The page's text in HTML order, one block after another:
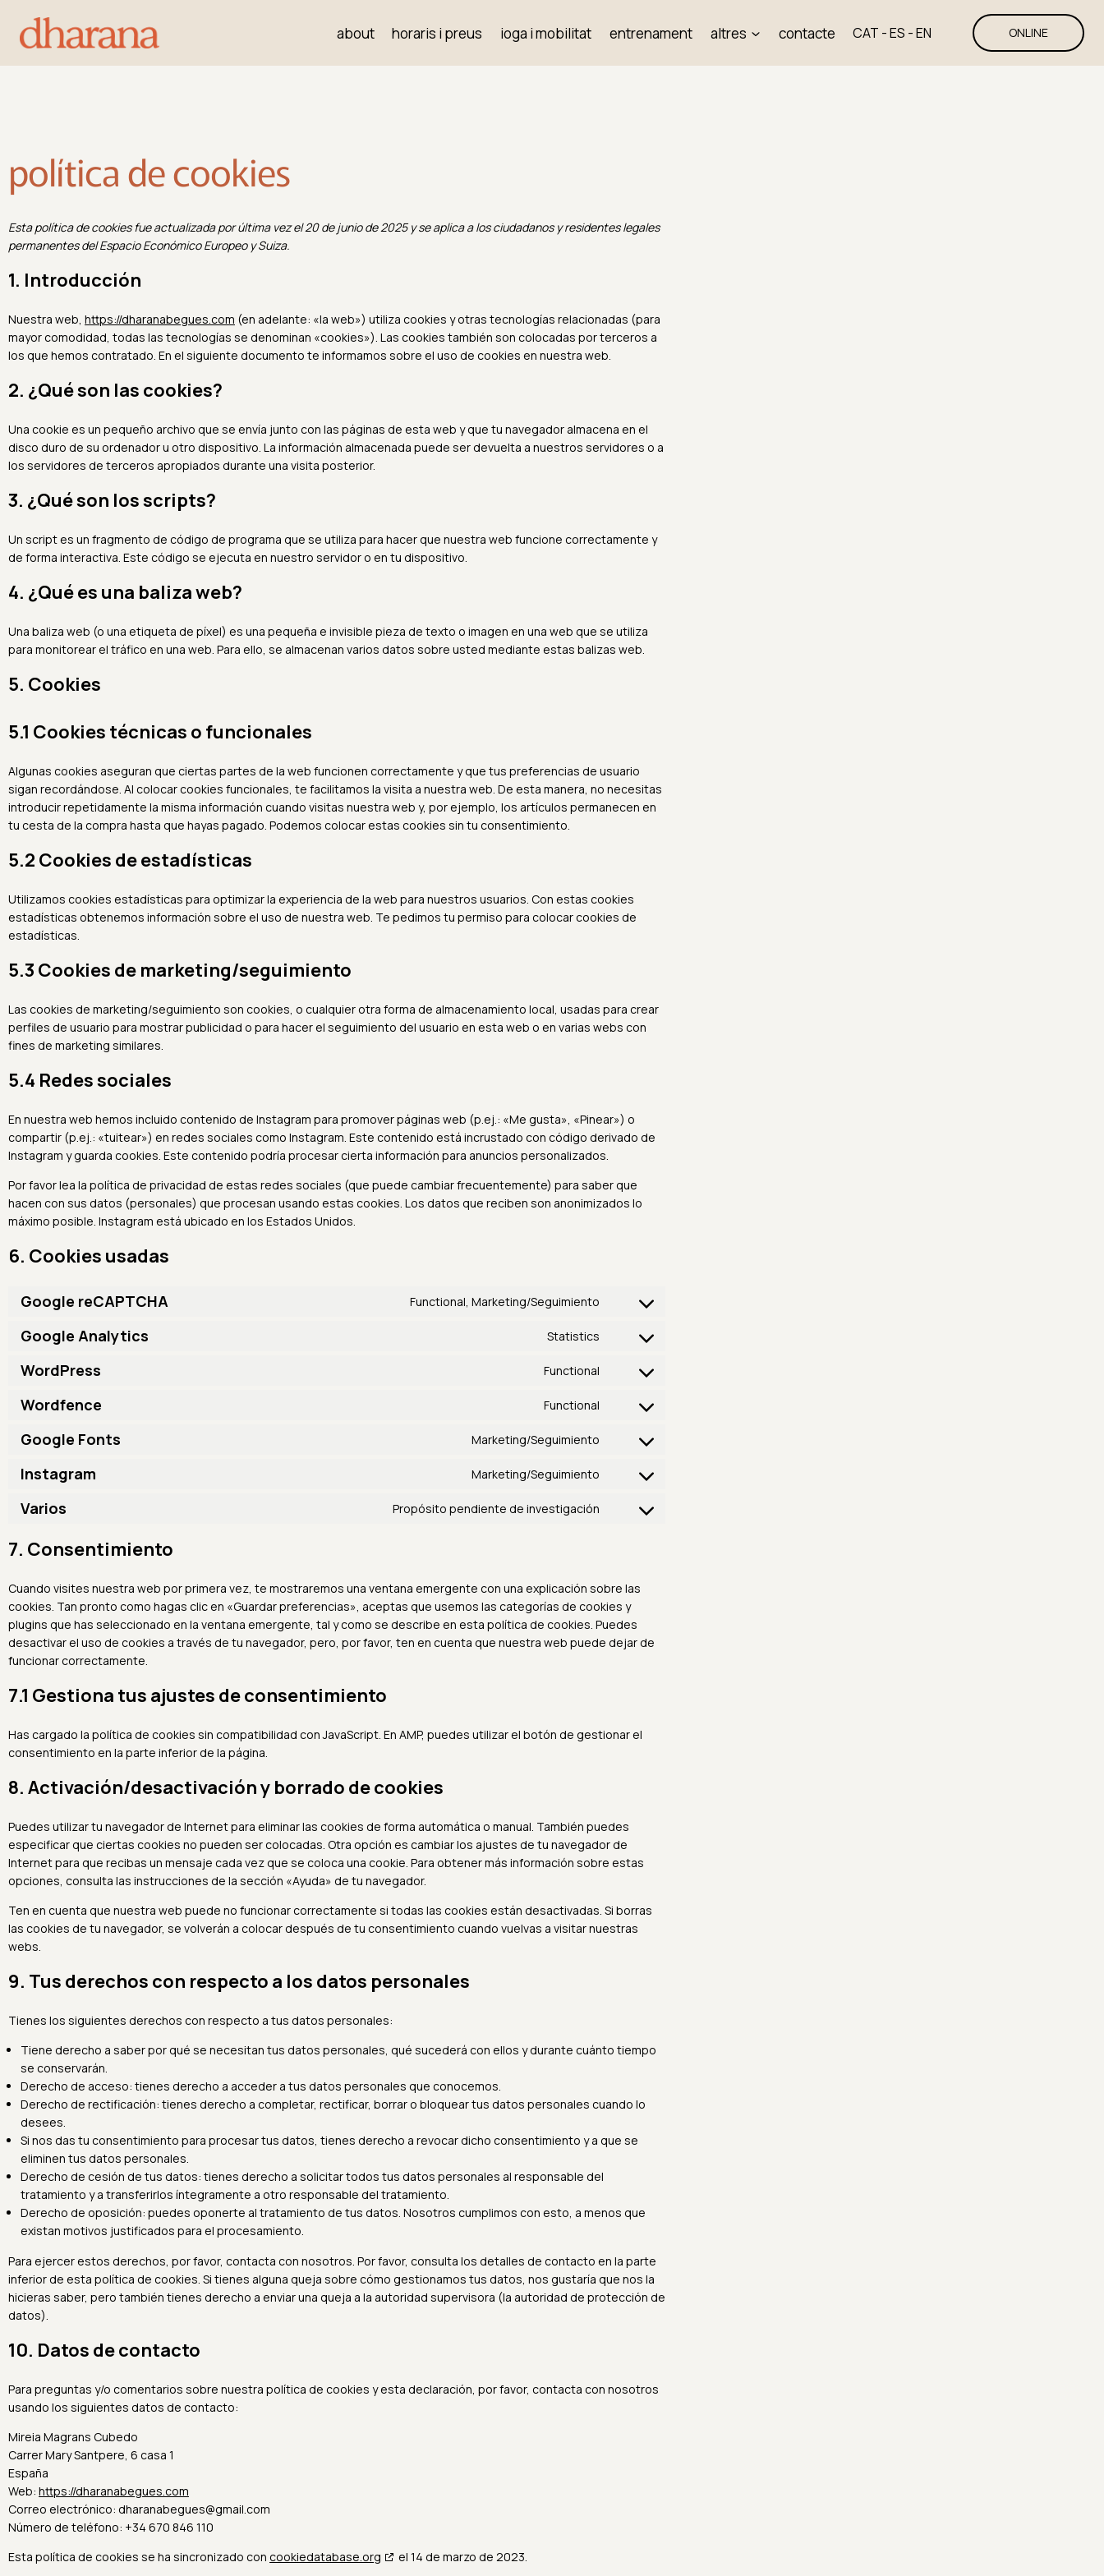
about horaris i preus ioga i mobilitat entrenament altres contacte CAT -ES -EN ONLINE
política de cookies
Esta política de cookies fue actualizada por última vez el 20 de junio de 2025 y se aplica a los ciudadanos y residentes legales
permanentes del Espacio Económico Europeo y Suiza.
1. Introducción
Nuestra web, https://dharanabegues.com (en adelante: «la web») utiliza cookies y otras tecnologías relacionadas (para
mayor comodidad, todas las tecnologías se denominan «cookies»). Las cookies también son colocadas por terceros a
los que hemos contratado. En el siguiente documento te informamos sobre el uso de cookies en nuestra web.
2. ¿Qué son las cookies?
Una cookie es un pequeño archivo que se envía junto con las páginas de esta web y que tu navegador almacena en el
disco duro de su ordenador u otro dispositivo. La información almacenada puede ser devuelta a nuestros servidores o a
los servidores de terceros apropiados durante una visita posterior.
3. ¿Qué son los scripts?
Un script es un fragmento de código de programa que se utiliza para hacer que nuestra web funcione correctamente y
de forma interactiva. Este código se ejecuta en nuestro servidor o en tu dispositivo.
4. ¿Qué es una baliza web?
Una baliza web (o una etiqueta de píxel) es una pequeña e invisible pieza de texto o imagen en una web que se utiliza
para monitorear el tráfico en una web. Para ello, se almacenan varios datos sobre usted mediante estas balizas web.
5. Cookies
5.1 Cookies técnicas o funcionales
Algunas cookies aseguran que ciertas partes de la web funcionen correctamente y que tus preferencias de usuario
sigan recordándose. Al colocar cookies funcionales, te facilitamos la visita a nuestra web. De esta manera, no necesitas
introducir repetidamente la misma información cuando visitas nuestra web y, por ejemplo, los artículos permanecen en
tu cesta de la compra hasta que hayas pagado. Podemos colocar estas cookies sin tu consentimiento.
5.2 Cookies de estadísticas
Utilizamos cookies estadísticas para optimizar la experiencia de la web para nuestros usuarios. Con estas cookies
estadísticas obtenemos información sobre el uso de nuestra web. Te pedimos tu permiso para colocar cookies de
estadísticas.
5.3 Cookies de marketing/seguimiento
Las cookies de marketing/seguimiento son cookies, o cualquier otra forma de almacenamiento local, usadas para crear
perfiles de usuario para mostrar publicidad o para hacer el seguimiento del usuario en esta web o en varias webs con
fines de marketing similares.
5.4 Redes sociales
En nuestra web hemos incluido contenido de Instagram para promover páginas web (p.ej.: «Me gusta», «Pinear») o
compartir (p.ej.: «tuitear») en redes sociales como Instagram. Este contenido está incrustado con código derivado de
Instagram y guarda cookies. Este contenido podría procesar cierta información para anuncios personalizados.
Por favor lea la política de privacidad de estas redes sociales (que puede cambiar frecuentemente) para saber que
hacen con sus datos (personales) que procesan usando estas cookies. Los datos que reciben son anonimizados lo
máximo posible. Instagram está ubicado en los Estados Unidos.
6. Cookies usadas
Google reCAPTCHA Functional, Marketing/Seguimiento
Google Analytics Statistics
WordPress Functional
Wordfence Functional
Google Fonts Marketing/Seguimiento
Instagram Marketing/Seguimiento
Varios Propósito pendiente de investigación
7. Consentimiento
Cuando visites nuestra web por primera vez, te mostraremos una ventana emergente con una explicación sobre las
cookies. Tan pronto como hagas clic en «Guardar preferencias», aceptas que usemos las categorías de cookies y
plugins que has seleccionado en la ventana emergente, tal y como se describe en esta política de cookies. Puedes
desactivar el uso de cookies a través de tu navegador, pero, por favor, ten en cuenta que nuestra web puede dejar de
funcionar correctamente.
7.1 Gestiona tus ajustes de consentimiento
Has cargado la política de cookies sin compatibilidad con JavaScript. En AMP, puedes utilizar el botón de gestionar el
consentimiento en la parte inferior de la página.
8. Activación/desactivación y borrado de cookies
Puedes utilizar tu navegador de Internet para eliminar las cookies de forma automática o manual. También puedes
especificar que ciertas cookies no pueden ser colocadas. Otra opción es cambiar los ajustes de tu navegador de
Internet para que recibas un mensaje cada vez que se coloca una cookie. Para obtener más información sobre estas
opciones, consulta las instrucciones de la sección «Ayuda» de tu navegador.
Ten en cuenta que nuestra web puede no funcionar correctamente si todas las cookies están desactivadas. Si borras
las cookies de tu navegador, se volverán a colocar después de tu consentimiento cuando vuelvas a visitar nuestras
webs.
9. Tus derechos con respecto a los datos personales
Tienes los siguientes derechos con respecto a tus datos personales:
Tiene derecho a saber por qué se necesitan tus datos personales, qué sucederá con ellos y durante cuánto tiempo
se conservarán.
Derecho de acceso: tienes derecho a acceder a tus datos personales que conocemos.
Derecho de rectificación: tienes derecho a completar, rectificar, borrar o bloquear tus datos personales cuando lo
desees.
Si nos das tu consentimiento para procesar tus datos, tienes derecho a revocar dicho consentimiento y a que se
eliminen tus datos personales.
Derecho de cesión de tus datos: tienes derecho a solicitar todos tus datos personales al responsable del
tratamiento y a transferirlos íntegramente a otro responsable del tratamiento.
Derecho de oposición: puedes oponerte al tratamiento de tus datos. Nosotros cumplimos con esto, a menos que
existan motivos justificados para el procesamiento.
Para ejercer estos derechos, por favor, contacta con nosotros. Por favor, consulta los detalles de contacto en la parte
inferior de esta política de cookies. Si tienes alguna queja sobre cómo gestionamos tus datos, nos gustaría que nos la
hicieras saber, pero también tienes derecho a enviar una queja a la autoridad supervisora (la autoridad de protección de
datos).
10. Datos de contacto
Para preguntas y/o comentarios sobre nuestra política de cookies y esta declaración, por favor, contacta con nosotros
usando los siguientes datos de contacto:
Mireia Magrans Cubedo
Carrer Mary Santpere, 6 casa 1
España
Web: https://dharanabegues.com
Correo electrónico: dharanabegues@gmail.com
Número de teléfono: +34 670 846 110
Esta política de cookies se ha sincronizado con cookiedatabase.org el 14 de marzo de 2023.